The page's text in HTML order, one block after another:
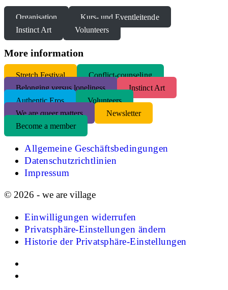
Organisation
Kurs- und Eventleitende
Instinct Art
Volunteers
More information
Stretch Festival
Conflict-counseling
Belonging versus loneliness
Instinct Art
Authentic Eros
Volunteers
We are queer matters
Newsletter
Become a member
Allgemeine Geschäftsbedingungen
Datenschutzrichtlinien
Impressum
© 2026 - we are village
Einwilligungen widerrufen
Privatsphäre-Einstellungen ändern
Historie der Privatsphäre-Einstellungen